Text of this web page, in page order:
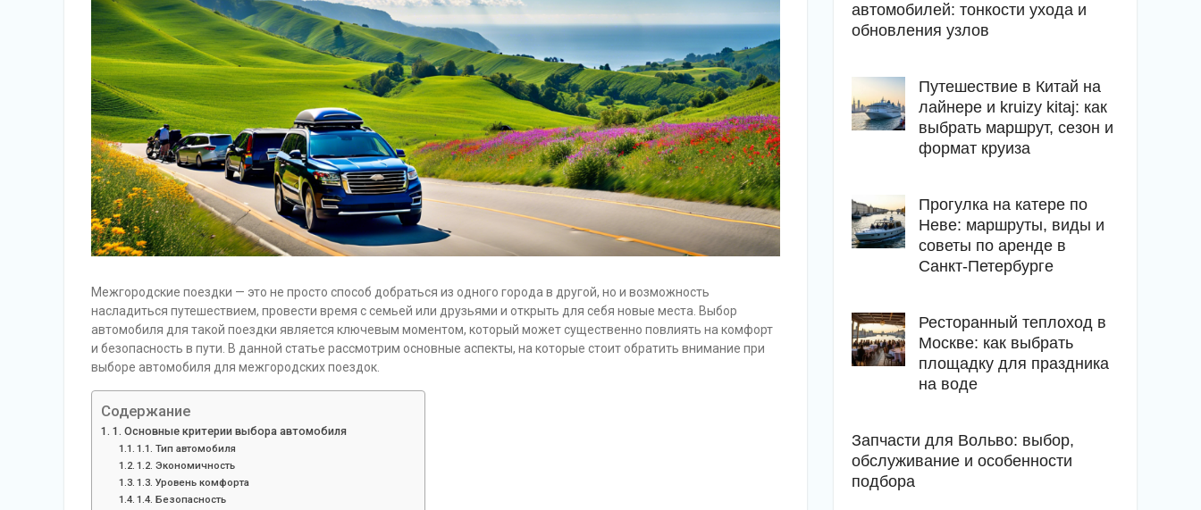
Межгородские поездки — это не просто способ добраться из одного города в другой, но и возможность
насладиться путешествием, провести время с семьей или друзьями и открыть для себя новые места. Выбор
автомобиля для такой поездки является ключевым моментом, который может существенно повлиять на комфорт
и безопасность в пути. В данной статье рассмотрим основные аспекты, на которые стоит обратить внимание при
выборе автомобиля для межгородских поездок.
Содержание
1. Основные критерии выбора автомобиля
1.1. Тип автомобиля
1.2. Экономичность
1.3. Уровень комфорта
1.4. Безопасность
автомобилей: тонкости ухода и
обновления узлов
Путешествие в Китай на
лайнере и kruizy kitaj: как
выбрать маршрут, сезон и
формат круиза
Прогулка на катере по
Неве: маршруты, виды и
советы по аренде в
Санкт-Петербурге
Ресторанный теплоход в
Москве: как выбрать
площадку для праздника
на воде
Запчасти для Вольво: выбор,
обслуживание и особенности
подбора